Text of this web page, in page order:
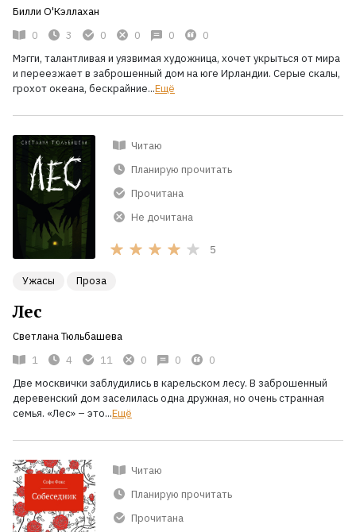
Серии
Экранизации
Коллекции
Билли О'Кэллахан
0
3 0 0 0
0
Мэгги, талантливая и уязвимая художница, хочет укрыться от мира
и переезжает в заброшенный дом на юге Ирландии. Серые скалы,
грохот океана, бескрайние...Ещё
Читаю
Планирую прочитать
Прочитана
Не дочитана
5
Ужасы Проза
Лес
Светлана Тюльбашева
1
4 11 0 0
0
Две москвички заблудились в карельском лесу. В заброшенный
деревенский дом заселилась одна дружная, но очень странная
семья. «Лес» – это...Ещё
Читаю
Планирую прочитать
Прочитана